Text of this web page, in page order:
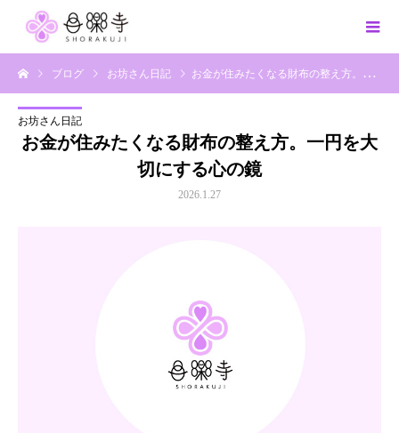
ブログ お坊さん日記 お金が住みたくなる財布の整え方。一円を大切にする心の鏡
お坊さん日記
お金が住みたくなる財布の整え方。一円を大
切にする心の鏡
2026.1.27